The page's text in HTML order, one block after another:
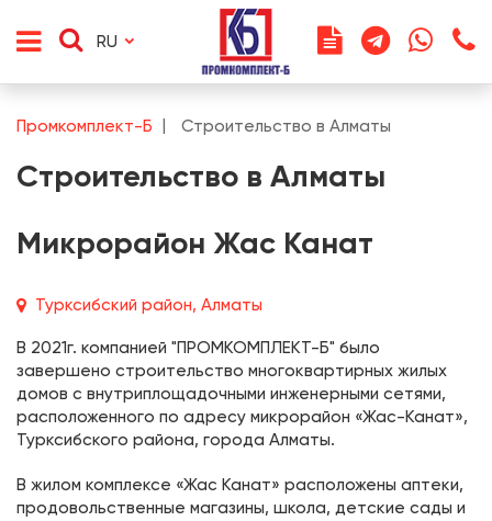
RU
Промкомплект-Б Строительство в Алматы
Строительство в Алматы
Микрорайон Жас Канат
Турксибский район, Алматы
В 2021г. компанией "ПРОМКОМПЛЕКТ-Б" было
завершено строительство многоквартирных жилых
домов с внутриплощадочными инженерными сетями,
расположенного по адресу микрорайон «Жас-Канат»,
Турксибского района, города Алматы.
В жилом комплексе «Жас Канат» расположены аптеки,
продовольственные магазины, школа, детские сады и